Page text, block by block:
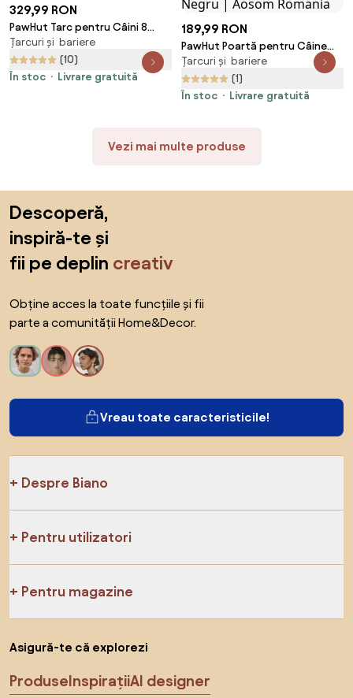
329,99 RON
PawHut Tarc pentru Câini 8
Piese Modulare, Oțel, Ideal
pentru Interior/Exterior, 80x60
cm, Negru | Aosom Romania
Țarcuri și bariere
(10)
În stoc
Livrare gratuită
189,99 RON
PawHut Poartă pentru Câine
Extensibilă cu Deschidere
Amplă, Poartă de Siguranță din
Oțel și Plastic, 76-107x76 cm,
Țarcuri și bariere
(1)
În stoc
Livrare gratuită
Vezi mai multe produse
Descoperă,
inspiră-te și
fii pe deplin creativ
Obține acces la toate funcțiile și fii
parte a comunității Home&Decor.
Vreau toate caracteristicile!
Despre Biano
Pentru utilizatori
Pentru magazine
Asigură-te că explorezi
ProduseInspirațiiAI designer